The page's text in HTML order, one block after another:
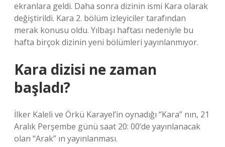
ekranlara geldi. Daha sonra dizinin ismi Kara olarak
değiştirildi. Kara 2. bölüm izleyiciler tarafından
merak konusu oldu. Yılbaşı haftası nedeniyle bu
hafta birçok dizinin yeni bölümleri yayınlanmıyor.
Kara dizisi ne zaman
başladı?
İlker Kaleli ve Örkü Karayel’in oynadığı “Kara” nın, 21
Aralık Perşembe günü saat 20: 00’de yayınlanacak
olan “Arak” ın yayınlanması.